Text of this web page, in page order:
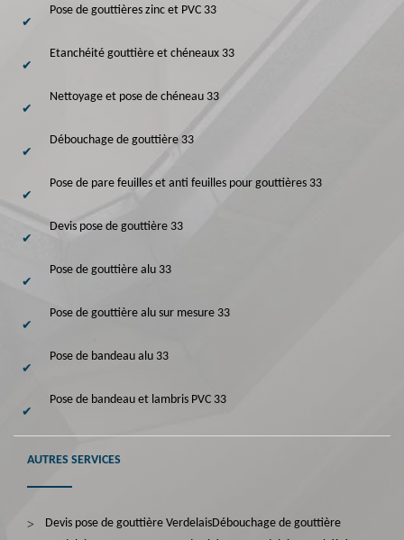
Pose de gouttières zinc et PVC 33
Etanchéité gouttière et chéneaux 33
Nettoyage et pose de chéneau 33
Débouchage de gouttière 33
Pose de pare feuilles et anti feuilles pour gouttières 33
Devis pose de gouttière 33
Pose de gouttière alu 33
Pose de gouttière alu sur mesure 33
Pose de bandeau alu 33
Pose de bandeau et lambris PVC 33
AUTRES SERVICES
Devis pose de gouttière VerdelaisDébouchage de gouttière